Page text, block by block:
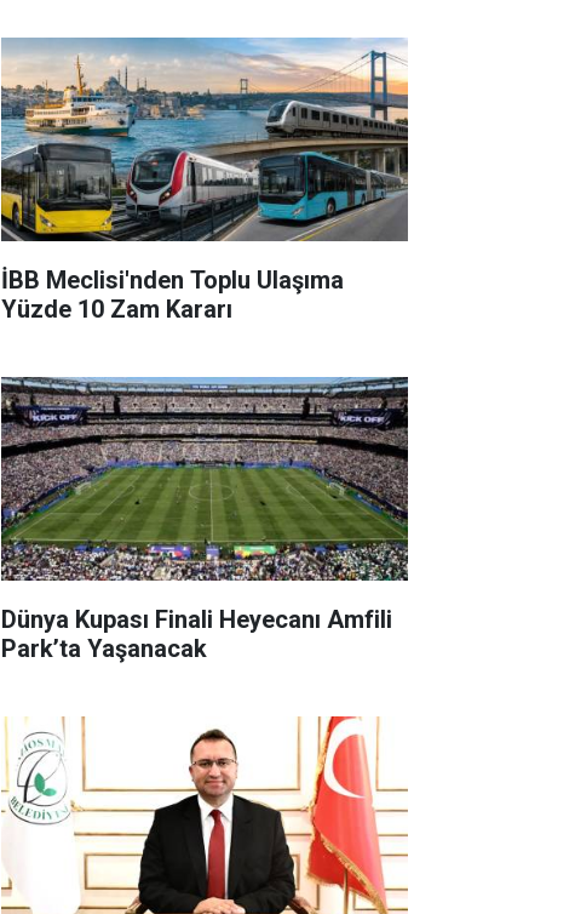
İBB Meclisi'nden Toplu Ulaşıma
Yüzde 10 Zam Kararı
Dünya Kupası Finali Heyecanı Amfili
Park’ta Yaşanacak